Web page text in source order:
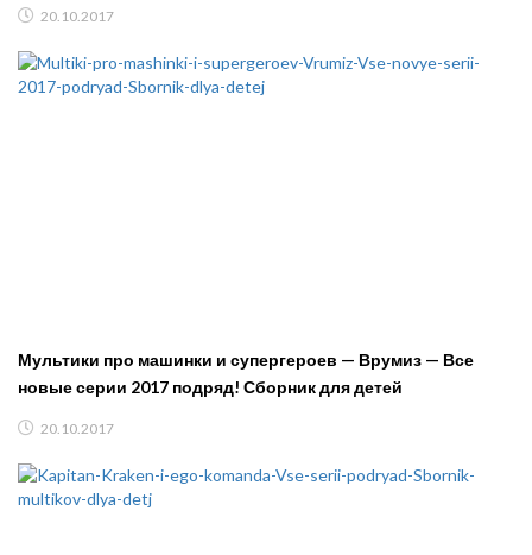
20.10.2017
Мультики про машинки и супергероев — Врумиз — Все
новые серии 2017 подряд! Сборник для детей
20.10.2017